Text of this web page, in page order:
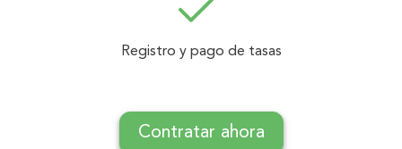
Registro y pago de tasas
Contratar ahora